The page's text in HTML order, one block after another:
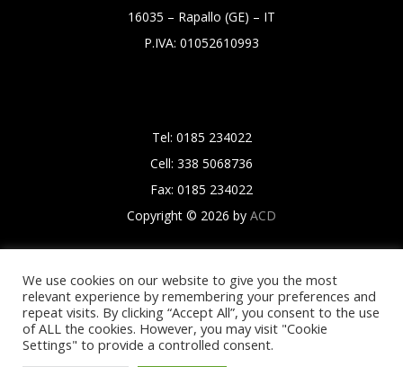
16035 – Rapallo (GE) – IT
P.IVA: 01052610993
Tel: 0185 234022
Cell: 338 5068736
Fax: 0185 234022
Copyright © 2026 by ACD
We use cookies on our website to give you the most
relevant experience by remembering your preferences and
repeat visits. By clicking “Accept All”, you consent to the use
of ALL the cookies. However, you may visit "Cookie
Settings" to provide a controlled consent.